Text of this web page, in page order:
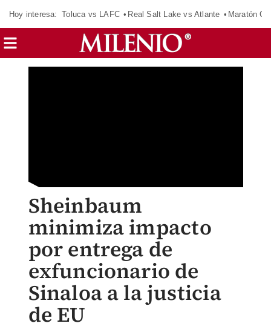
Hoy interesa: Toluca vs LAFC Real Salt Lake vs Atlante Maratón
Sheinbaum
minimiza impacto
por entrega de
exfuncionario de
Sinaloa a la justicia
de EU